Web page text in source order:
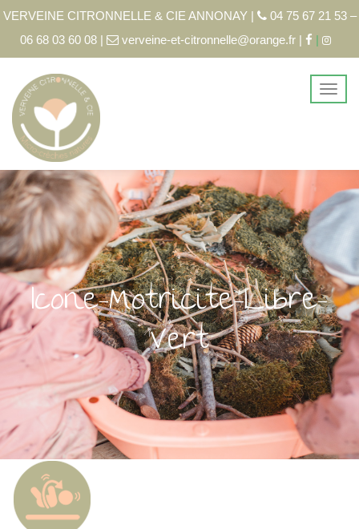
VERVEINE CITRONNELLE & CIE ANNONAY |
04 75 67 21 53 –
06 68 03 60 08 |
verveine-et-citronnelle@orange.fr | |
Icone-Motricite-Libre-
Vert